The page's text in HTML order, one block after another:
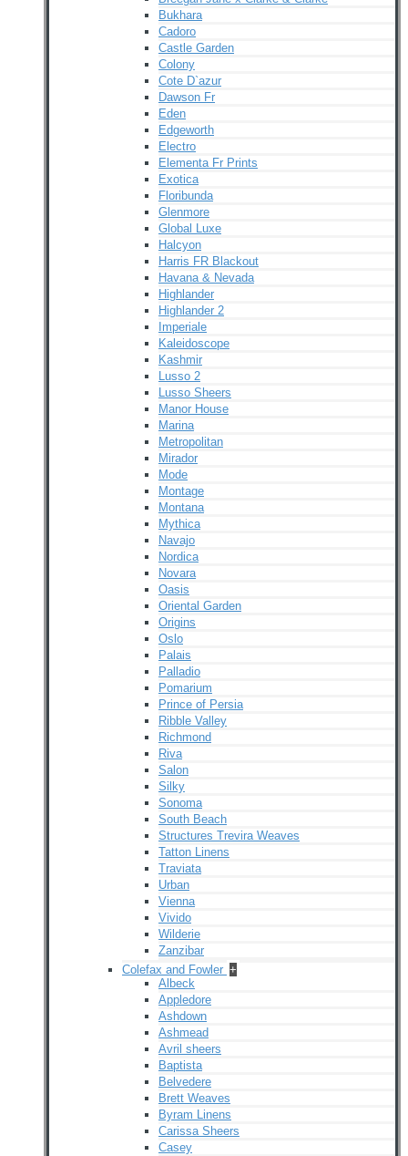
Bukhara
Cadoro
Castle Garden
Colony
Cote D`azur
Dawson Fr
Eden
Edgeworth
Electro
Elementa Fr Prints
Exotica
Floribunda
Glenmore
Global Luxe
Halcyon
Harris FR Blackout
Havana & Nevada
Highlander
Highlander 2
Imperiale
Kaleidoscope
Kashmir
Lusso 2
Lusso Sheers
Manor House
Marina
Metropolitan
Mirador
Mode
Montage
Montana
Mythica
Navajo
Nordica
Novara
Oasis
Oriental Garden
Origins
Oslo
Palais
Palladio
Pomarium
Prince of Persia
Ribble Valley
Richmond
Riva
Salon
Silky
Sonoma
South Beach
Structures Trevira Weaves
Tatton Linens
Traviata
Urban
Vienna
Vivido
Wilderie
Zanzibar
Colefax and Fowler +
Albeck
Appledore
Ashdown
Ashmead
Avril sheers
Baptista
Belvedere
Brett Weaves
Byram Linens
Carissa Sheers
Casey